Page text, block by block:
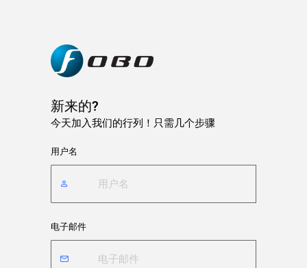
新来的?
今天加入我们的行列！只需几个步骤
用户名
电子邮件